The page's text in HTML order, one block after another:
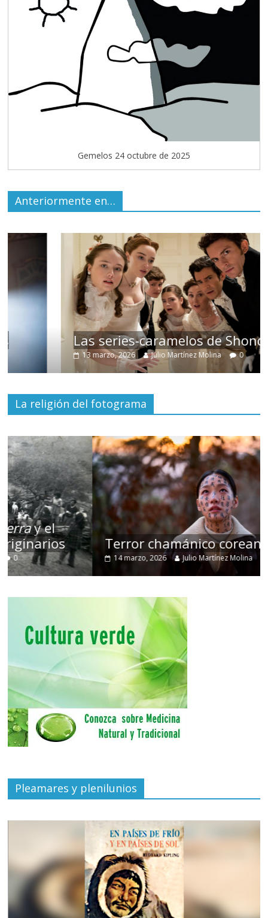
Gemelos 24 octubre de 2025
Anteriormente en…
Las series-caramelos de Shondaland
13 marzo, 2026 Julio Martínez Molina 0
La religión del fotograma
Terror chamánico coreano
14 marzo, 2026 Julio Martínez Molina 0
Pleamares y plenilunios